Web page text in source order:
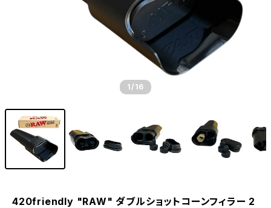
1 /16
420friendly "RAW" ダブルショットコーンフィラー 2